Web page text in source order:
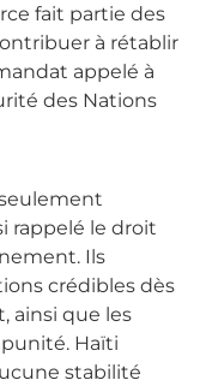
fait partie des
à rétablir
appelé à
des Nations
rappelé le droit
Ils
crédibles dès
ainsi que les
Haïti
stabilité